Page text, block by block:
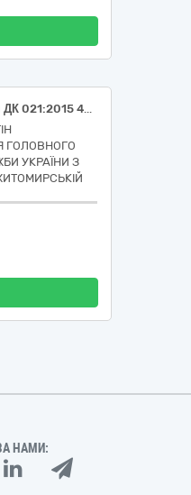
Бури, зубила та піки, за кодом ДК 021:2015 44510000-8 Знаряддя.
ГОЛОВНОГО
УКРАЇНИ З
НАМИ: